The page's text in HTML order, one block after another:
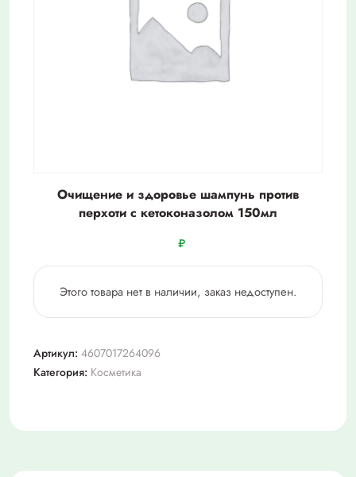
Очищение и здоровье шампунь против
перхоти с кетоконазолом 150мл
₽
Этого товара нет в наличии, заказ недоступен.
Артикул: 4607017264096
Категория: Косметика